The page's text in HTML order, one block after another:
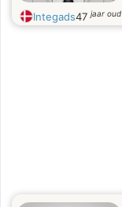
Integads47jaar oud